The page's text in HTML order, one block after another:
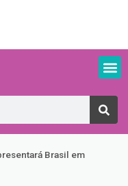
Brasil em